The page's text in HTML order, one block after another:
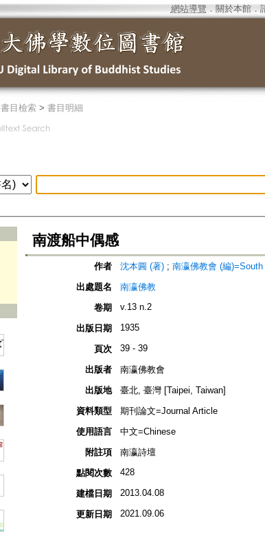
網站導覽 ． 關於本館．
書目檢索> 書目明細
南渡船中偶感
作者 沈本圓 (著); 南瀛佛教會 (編
出處題名
南瀛佛教
卷期
v.13 n.2
出版日期 1935
頁次 39 - 39
出版者
南瀛佛教會
出版地
臺北, 臺灣 [Taipei, Taiwan]
資料類型
期刊論文=Journal Article
使用語言
中文=Chinese
附註項
南瀛詩壇
點閱次數
428
建檔日期 2013.04.08
更新日期 2021.09.06